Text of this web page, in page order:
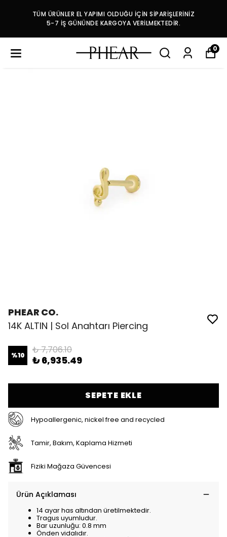
TÜM ÜRÜNLER EL YAPIMI OLDUĞU İÇİN SİPARİŞLERİNİZ
5-7 İŞ GÜNÜNDE KARGOYA VERİLMEKTEDİR.
0
PHEAR CO.
14K ALTIN | Sol Anahtarı Piercing
%10 ₺ 7,706.10
₺ 6,935.49
SEPETE EKLE
Hypoallergenic, nickel free and recycled
Tamir, Bakım, Kaplama Hizmeti
Fiziki Mağaza Güvencesi
Ürün Açıklaması
14 ayar has altından üretilmektedir.
Tragus uyumludur.
Bar uzunluğu: 0.8 mm
Önden vidalıdır.